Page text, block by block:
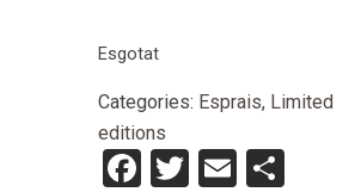
Esgotat
Categories: Esprais, Limited
editions
Facebook
Twitter
Email